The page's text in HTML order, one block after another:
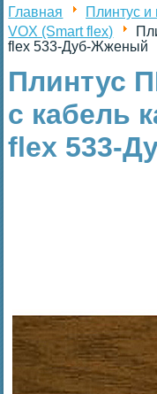
Главная Плинтус и
VOX (Smart flex)
flex 533-Дуб-Жженый
Плинтус
с кабель
flex 533-